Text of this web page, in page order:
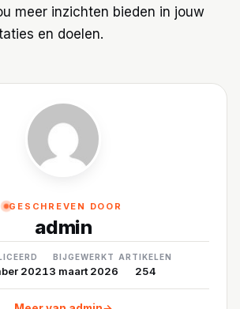
meer inzichten bieden in jouw
en doelen.
GESCHREVEN DOOR
admin
2021
BIJGEWERKT
3 maart 2026
ARTIKELEN
254